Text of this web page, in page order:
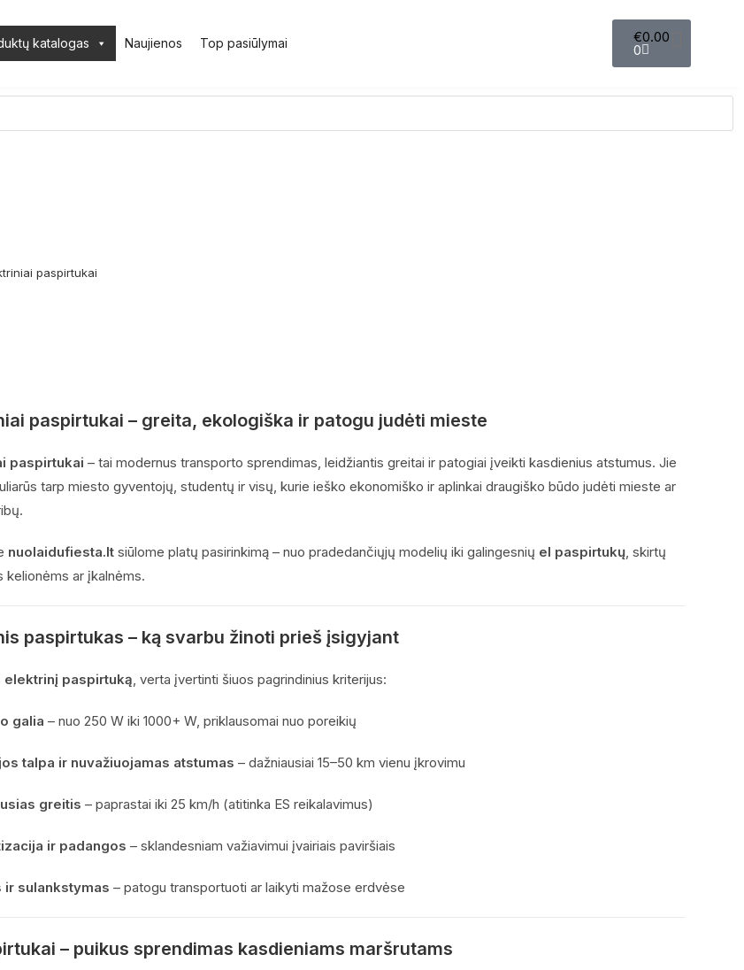
katalogas Naujienos Top pasiūlymai €0.00
0
paspirtukai
paspirtukai – greita, ekologiška ir patogu judėti mieste
paspirtukai – tai modernus transporto sprendimas, leidžiantis greitai ir patogiai įveikti kasdienius atstumus. Jie
tarp miesto gyventojų, studentų ir visų, kurie ieško ekonomiško ir aplinkai draugiško būdo judėti mieste ar
nuolaidufiesta.ltsiūlome platų pasirinkimą – nuo pradedančiųjų modelių iki galingesnių el paspirtukų, skirtų
kelionėms ar įkalnėms.
paspirtukas – ką svarbu žinoti prieš įsigyjant
elektrinį paspirtuką, verta įvertinti šiuos pagrindinius kriterijus:
galia – nuo 250 W iki 1000+ W, priklausomai nuo poreikių
talpa ir nuvažiuojamas atstumas – dažniausiai 15–50 km vienu įkrovimu
greitis – paprastai iki 25 km/h (atitinka ES reikalavimus)
ir padangos – sklandesniam važiavimui įvairiais paviršiais
ir sulankstymas – patogu transportuoti ar laikyti mažose erdvėse
– puikus sprendimas kasdieniams maršrutams